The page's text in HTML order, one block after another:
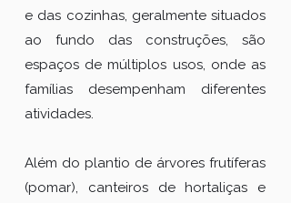
e das cozinhas, geralmente situados
ao fundo das construções, são
espaços de múltiplos usos, onde as
famílias desempenham diferentes
atividades.
Além do plantio de árvores frutíferas
(pomar), canteiros de hortaliças e